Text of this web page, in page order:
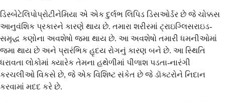
ડિસ્બેટેલિપોપ્રોટીનેમિયા એ એક દુર્લભ લિપિડ ડિસઓર્ડર છે જે ચોક્કસ
આનુવંશિક પ્રકારને કારણે થાય છે. તમારા શરીરમાં ટ્રાઇગ્લિસરાઇડ-
સમૃદ્ધ કણોના અવશેષો જમા થાય છે. આ અવશેષો તમારી ધમનીઓમાં
જમા થાય છે અને પ્રારંભિક હૃદય રોગનું કારણ બને છે. આ સ્થિતિ
ધરાવતા લોકોમાં ક્યારેક તેમના હથેળીમાં પીળાશ પડતા-નારંગી
કરચલીઓ વિકસે છે, જે એક વિશિષ્ટ સંકેત છે જે ડૉક્ટરોને નિદાન
કરવામાં મદદ કરે છે.